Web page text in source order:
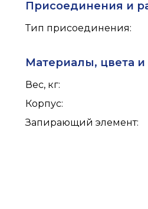
Присоединения и
Тип присоединения:
Материалы, цвета и
Вес, кг:
Корпус:
Запирающий элемент: